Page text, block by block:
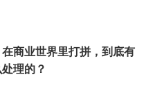
商业世界里打拼，到底有
理的？